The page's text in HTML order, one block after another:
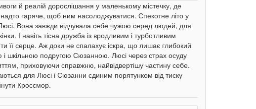
й реалій дорослішання у маленькому містечку, де
гаряче, щоб ним насолоджуватися. Спекотне літо у
Вона завжди відчувала себе чужою серед людей, для
І навіть тісна дружба із вродливим і турботливим
її серце. Аж доки не спалахує іскра, що лишає глибокий
і шкільною подругою Сюзанною. Люсі через страх осуду
приховуючи справжню, найвідвертішу частину себе.
для Люсі і Сюзанни єдиним порятунком від тиску
Кроссмор.